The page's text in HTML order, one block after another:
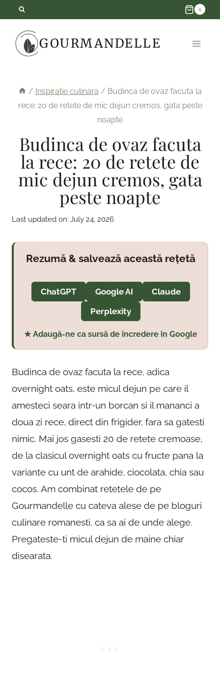
content
0
GOURMANDELLE
/ Inspiratie culinara / Budinca de ovaz facuta la
rece: 20 de retete de mic dejun cremos, gata peste
noapte
Budinca de ovaz facuta
la rece: 20 de retete de
mic dejun cremos, gata
peste noapte
Last updated on: July 24, 2026
Rezumă & salvează această rețetă
ChatGPT Google AI
Claude
Perplexity
★ Adaugă-ne ca sursă de încredere în Google
Budinca de ovaz facuta la rece, adica
overnight oats, este micul dejun pe care il
amesteci seara intr-un borcan si il mananci a
doua zi rece, direct din frigider, fara sa gatesti
nimic. Mai jos gasesti 20 de retete cremoase,
de la clasicul overnight oats cu fructe pana la
variante cu unt de arahide, ciocolata, chia sau
cocos. Am combinat retetele de pe
Gourmandelle cu cateva alese de pe bloguri
culinare romanesti, ca sa ai de unde alege.
Pregateste-ti micul dejun de maine chiar
disearata.